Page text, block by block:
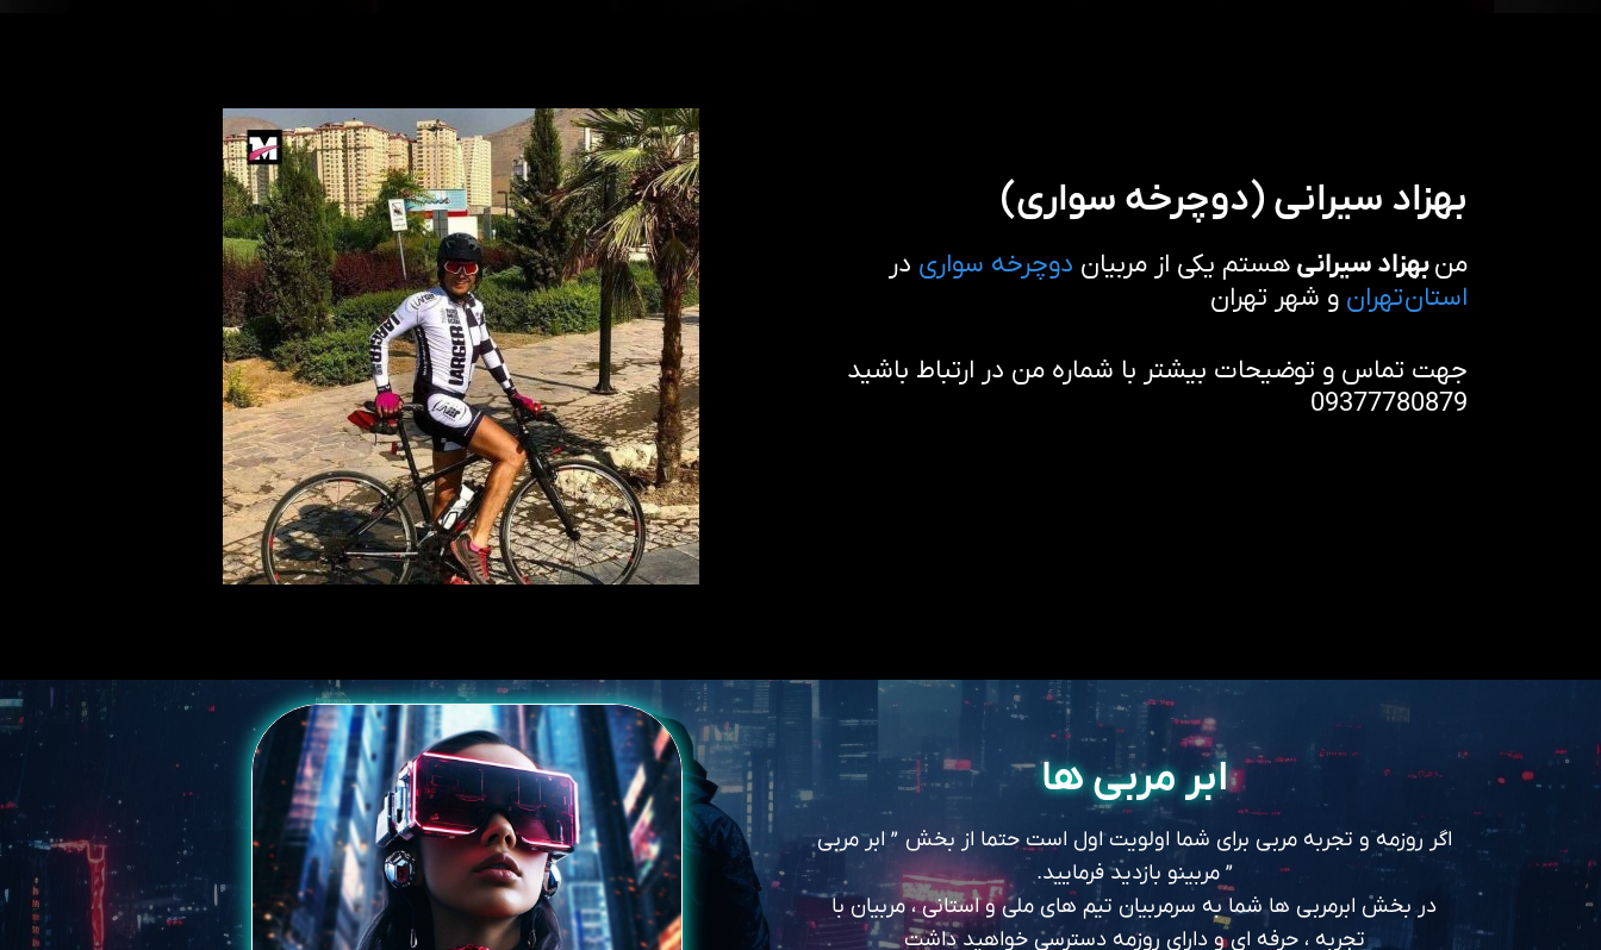
بهزاد سيرانى (دوچرخه سواری)
منبهزاد سيرانى هستم یکی از مربیان دوچرخه سواری در
استان تهران و شهر تهران
جهت تماس و توضیحات بیشتر با شماره من در ارتباط باشید
09377780879
ابر مربی ها
اگر روزمه و تجربه مربی برای شما اولویت اول است حتما از بخش ” ابر مربی
” مربینو بازدید فرمایید.
در بخش ابرمربی ها شما به سرمربیان تیم های ملی و استانی ، مربیان با
تجربه ، حرفه ای و دارای روزمه دسترسی خواهید داشت